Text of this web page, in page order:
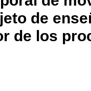
de
de los